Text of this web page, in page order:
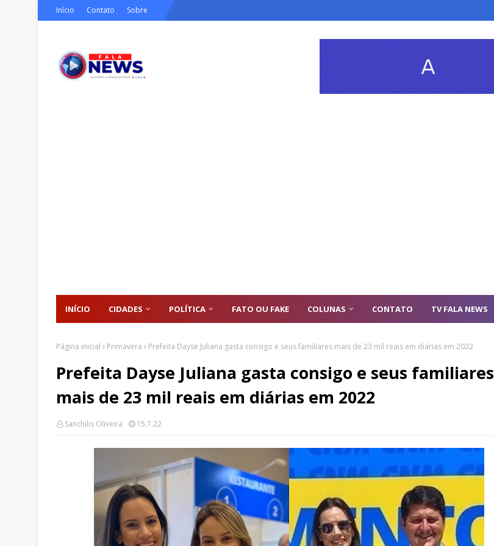
Início Contato Sobre
INÍCIO CIDADES POLÍTICA FATO OU FAKE COLUNAS CONTATO TV FALA NEWS
Página inicial Primavera Prefeita Dayse Juliana gasta consigo e seus familiares mais de 23 mil reais em diárias em 2022
Prefeita Dayse Juliana gasta consigo e seus familiares
mais de 23 mil reais em diárias em 2022
Sanchilis Oliveira 15.7.22